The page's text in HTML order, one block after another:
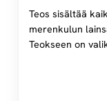
Teos sisältää
merenkulun
Teokseen on